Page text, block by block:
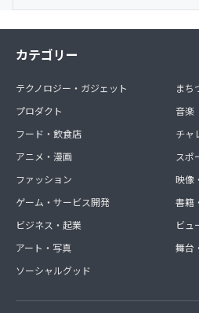
カテゴリー
テクノロジー・ガジェット
プロダクト
フード・飲食店
アニメ・漫画
ファッション
ゲーム・サービス開発
ビジネス・起業
アート・写真
ソーシャルグッド
まち
音楽
チャ
スポ
映像
書籍
ビュ
舞台